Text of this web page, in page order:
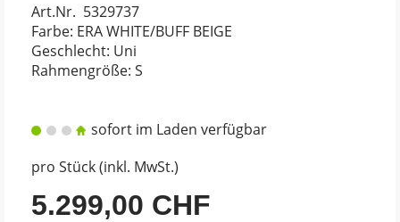
Art.Nr. 5329737
Farbe: ERA WHITE/BUFF BEIGE
Geschlecht: Uni
Rahmengröße: S
sofort im Laden verfügbar
pro Stück (inkl. MwSt.)
5.299,00 CHF